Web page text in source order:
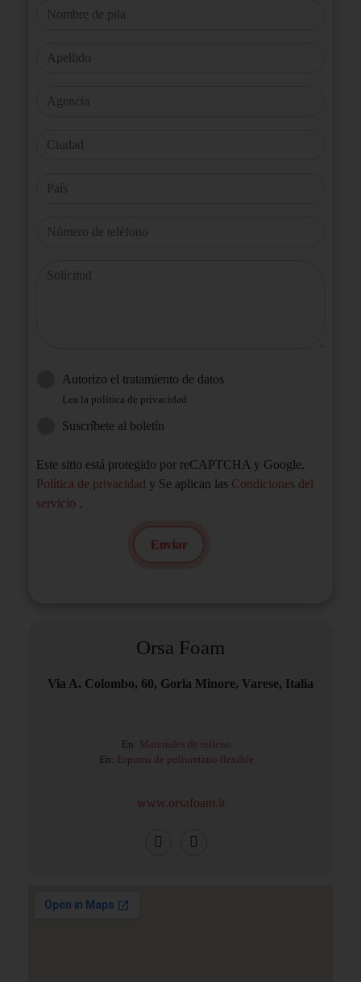
Nombre de pila
Apellido
Agencia
Ciudad
País
Número de teléfono
Solicitud
Autorizo ​​el tratamiento de datos
Lea la política de privacidad
Suscríbete al boletín
Este sitio está protegido por reCAPTCHA y Google.
Política de privacidad y Se aplican las Condiciones del
servicio .
Enviar
Orsa Foam
Via A. Colombo, 60, Gorla Minore, Varese, Italia
En: Materiales de relleno
En: Espuma de poliuretano flexible
www.orsafoam.it